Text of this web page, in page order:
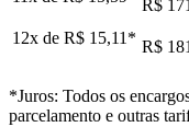
R$
12x de R$ 15,11* R$
*Juros: Todos os
parcelamento e outras